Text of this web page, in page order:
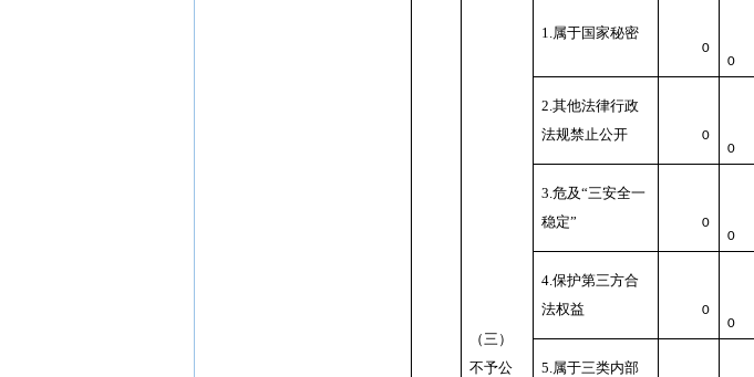
（三）
不予公
1.属于国家秘密
0
0
2.其他法律行政
法规禁止公开
0
0
3.危及“三安全一
稳定”
0
0
4.保护第三方合
法权益
0
0
5.属于三类内部